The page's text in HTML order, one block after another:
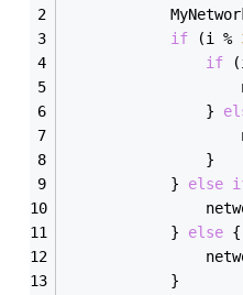
if (i %
if
                }
                }
            }
else
            }
else {
            }